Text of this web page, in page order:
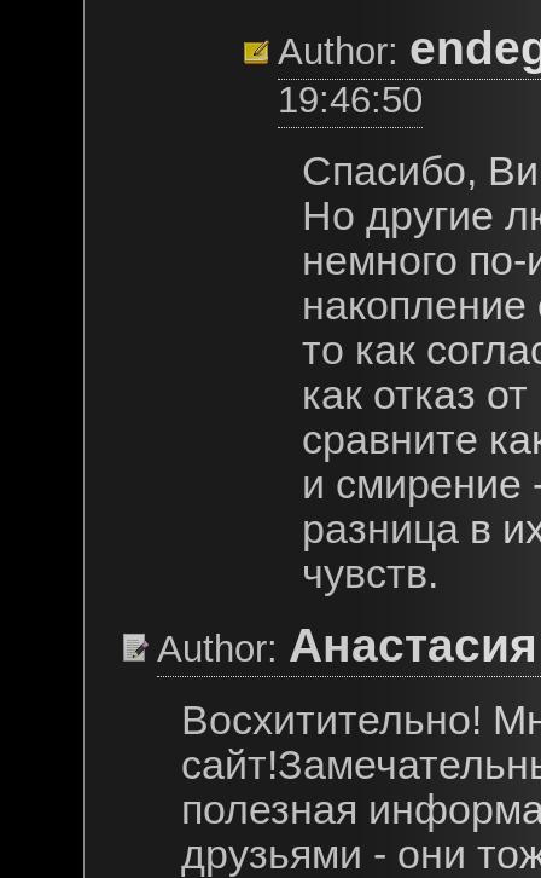
Author:
19:46:50
Спасибо,
Но другие
немного по-
накопление
то как
как отказ
сравните
и смирение
разница в
чувств.
Author: Анастасия
Восхитительно!
полезная
друзьями - они